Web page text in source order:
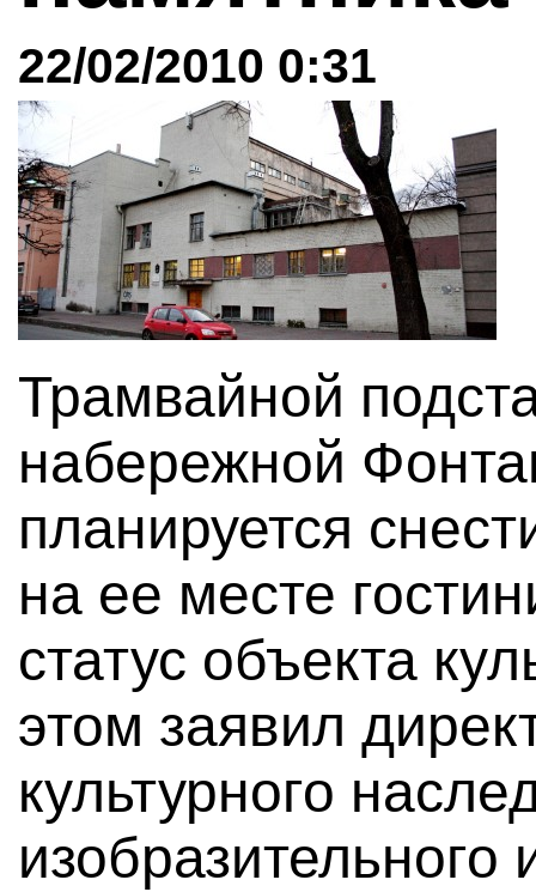
22/02/2010 0:31
Трамвайной
набережной
планируется
на ее месте
статус объекта
этом заявил
культурного
изобразительного